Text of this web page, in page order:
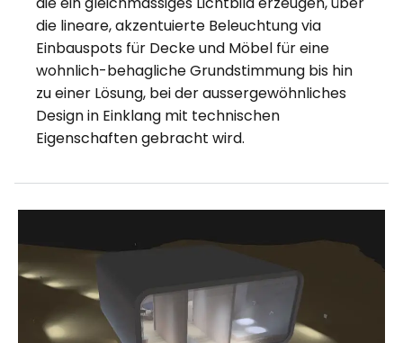
die lineare, akzentuierte Beleuchtung via
Einbauspots für Decke und Möbel für eine
wohnlich-behagliche Grundstimmung bis hin
zu einer Lösung, bei der aussergewöhnliches
Design in Einklang mit technischen
Eigenschaften gebracht wird.